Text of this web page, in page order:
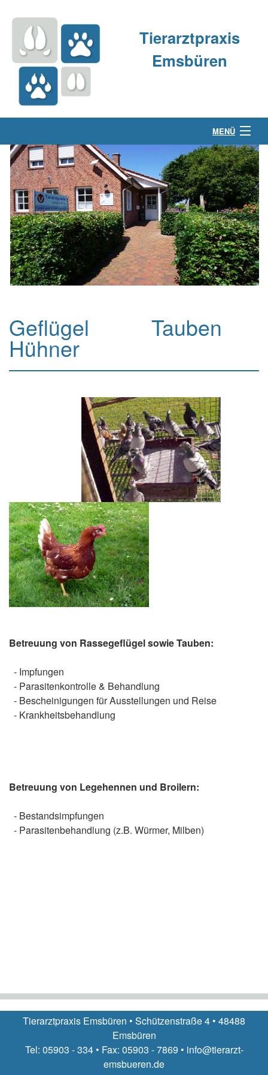
Tierarztpraxis
Emsbüren
MENÜ
Über uns
Kleintierpraxis
Großtierpraxis
Kontakt & Anfahrt
Geflügel Tauben
Hühner
Betreuung von Rassegeflügel sowie Tauben:
- Impfungen
- Parasitenkontrolle & Behandlung
- Bescheinigungen für Ausstellungen und Reise
- Krankheitsbehandlung
Betreuung von Legehennen und Broilern:
- Bestandsimpfungen
- Parasitenbehandlung (z.B. Würmer, Milben)
Tierarztpraxis Emsbüren • Schützenstraße 4 • 48488
Emsbüren
Tel: 05903 - 334 • Fax: 05903 - 7869 • info@tierarzt-
emsbueren.de